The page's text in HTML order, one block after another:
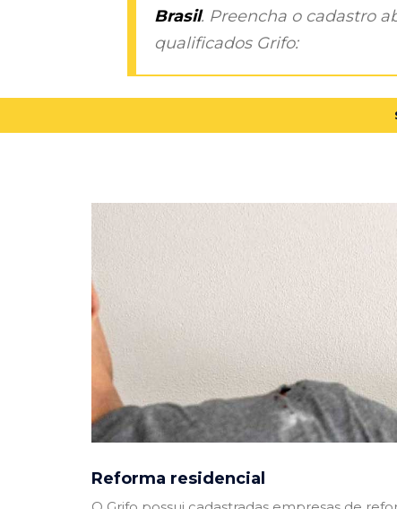
Brasil. Preencha o cadastro
qualificados Grifo:
Reforma residencial